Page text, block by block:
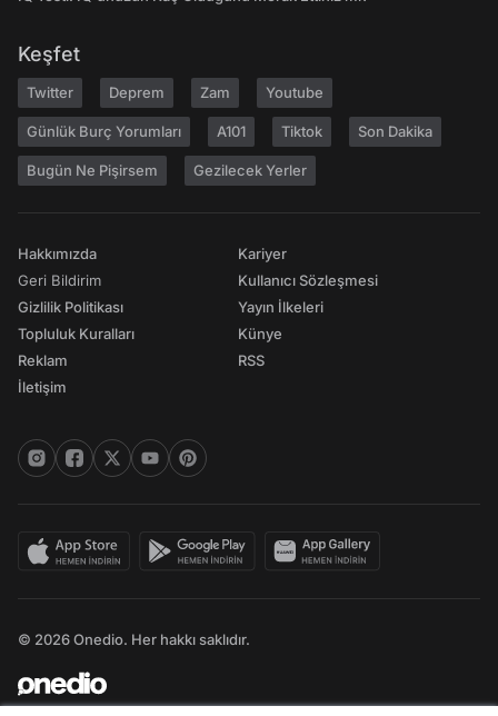
Keşfet
Twitter Deprem Zam Youtube
Günlük Burç Yorumları A101 Tiktok Son Dakika
Bugün Ne Pişirsem Gezilecek Yerler
Hakkımızda
Geri Bildirim
Gizlilik Politikası
Topluluk Kuralları
Reklam
İletişim
Kariyer
Kullanıcı Sözleşmesi
Yayın İlkeleri
Künye
RSS
© 2026 Onedio. Her hakkı saklıdır.